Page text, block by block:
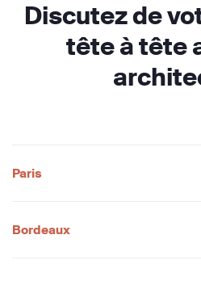
Discutez de
tête à tête
Paris
Bordeaux